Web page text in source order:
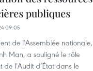
publiques
09:05
de l’Assemblée nationale,
Man, a souligné le rôle
de l’Audit d’État dans le